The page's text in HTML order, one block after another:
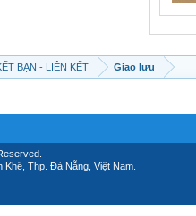
BẠN - LIÊN KẾT Giao lưu
Thp. Đà Nẵng, Việt Nam.